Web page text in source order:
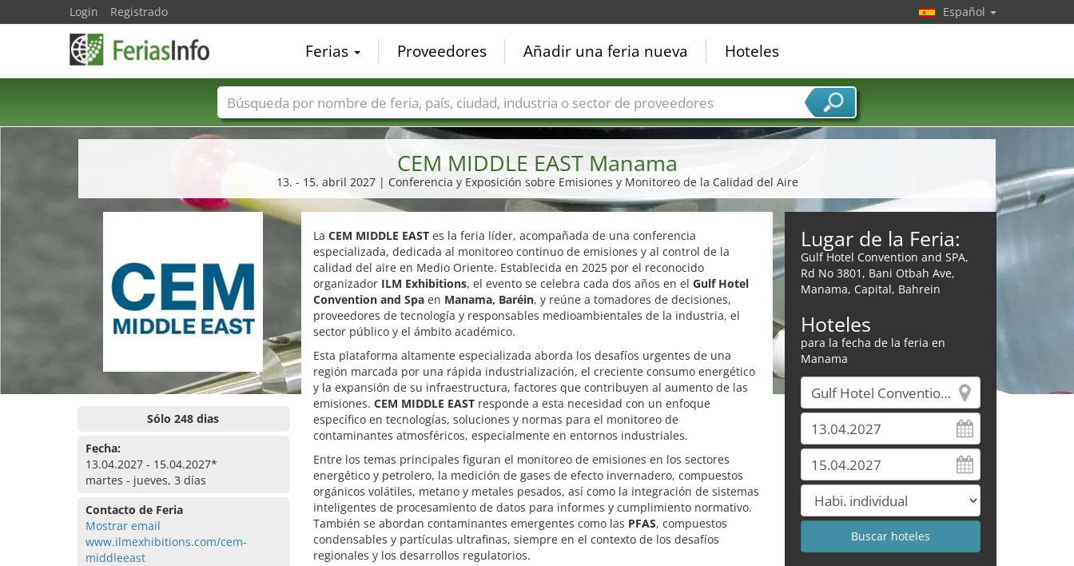
CEM MIDDLE EAST Manama
13. - 15. abril 2027 | Conferencia y Exposición sobre Emisiones y Monitoreo de la Calidad del Aire
Sólo 248 dias
Fecha:
13.04.2027 - 15.04.2027*
martes - jueves, 3 días
Contacto de Feria
Mostrar email
www.ilmexhibitions.com/cem-
middleeast
La CEM MIDDLE EASTes la feria líder, acompañada de una conferencia
especializada, dedicada al monitoreo continuo de emisiones y al control de la
calidad del aire en Medio Oriente. Establecida en 2025 por el reconocido
organizador ILM Exhibitions, el evento se celebra cada dos años en el Gulf Hotel
Convention and Spaen Manama, Baréin, y reúne a tomadores de decisiones,
proveedores de tecnología y responsables medioambientales de la industria, el
sector público y el ámbito académico.
Esta plataforma altamente especializada aborda los desafíos urgentes de una
región marcada por una rápida industrialización, el creciente consumo energético
y la expansión de su infraestructura, factores que contribuyen al aumento de las
emisiones. CEM MIDDLE EASTresponde a esta necesidad con un enfoque
específico en tecnologías, soluciones y normas para el monitoreo de
contaminantes atmosféricos, especialmente en entornos industriales.
Entre los temas principales figuran el monitoreo de emisiones en los sectores
energético y petrolero, la medición de gases de efecto invernadero, compuestos
orgánicos volátiles, metano y metales pesados, así como la integración de sistemas
inteligentes de procesamiento de datos para informes y cumplimiento normativo.
También se abordan contaminantes emergentes como las PFAS, compuestos
condensables y partículas ultrafinas, siempre en el contexto de los desafíos
regionales y los desarrollos regulatorios.
Lugar de la Feria:
Gulf Hotel Convention and SPA,
Rd No 3801, Bani Otbah Ave,
Manama, Capital, Bahrein
Hoteles
para la fecha de la feria en
Manama
Login Registrado Español
Ferias Proveedores Añadir una feria nueva Hoteles
Nombres de ferias Países Ciudades Sectores de ferias Sectores de proveedor de servicios